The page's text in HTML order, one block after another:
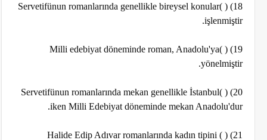
18) ( )Servetifünun romanlarında genellikle bireysel konular
işlenmiştir.
19) ( )Milli edebiyat döneminde roman, Anadolu'ya
yönelmiştir.
20) ( )Servetifünun romanlarında mekan genellikle İstanbul
iken Milli Edebiyat döneminde mekan Anadolu'dur.
21) ( ) Halide Edip Adıvar romanlarında kadın tipini